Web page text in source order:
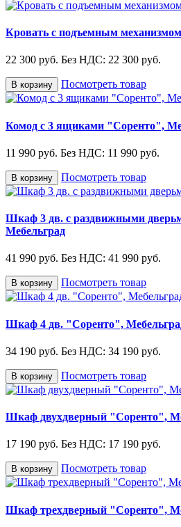
Кровать с подъемным
22 300 руб. Без НДС: 22 300 руб.
В корзину Посмотреть товар
Комод с 3 ящиками "Соренто",
11 990 руб. Без НДС: 11 990 руб.
В корзину Посмотреть товар
Шкаф 3 дв. с раздвижными
Мебельград
41 990 руб. Без НДС: 41 990 руб.
В корзину Посмотреть товар
Шкаф 4 дв. "Соренто",
34 190 руб. Без НДС: 34 190 руб.
В корзину Посмотреть товар
Шкаф двухдверный "Соренто",
17 190 руб. Без НДС: 17 190 руб.
В корзину Посмотреть товар
Шкаф трехдверный "Соренто",